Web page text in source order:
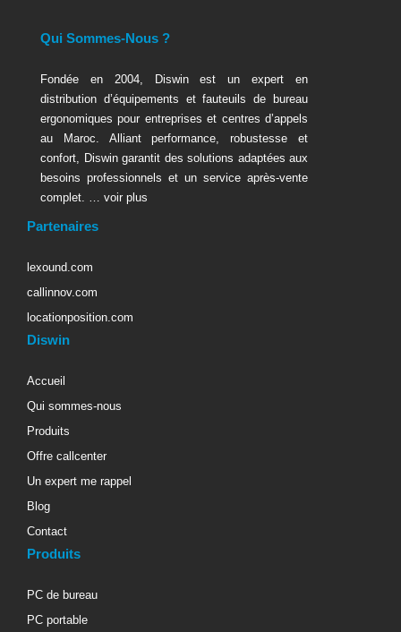
Qui Sommes-Nous ?
Fondée en 2004, Diswin est un expert en
distribution d’équipements et fauteuils de bureau
ergonomiques pour entreprises et centres d’appels
au Maroc. Alliant performance, robustesse et
confort, Diswin garantit des solutions adaptées aux
besoins professionnels et un service après-vente
complet. …
voir plus
Partenaires
lexound.com
callinnov.com
locationposition.com
Diswin
Accueil
Qui sommes-nous
Produits
Offre callcenter
Un expert me rappel
Blog
Contact
Produits
PC de bureau
PC portable